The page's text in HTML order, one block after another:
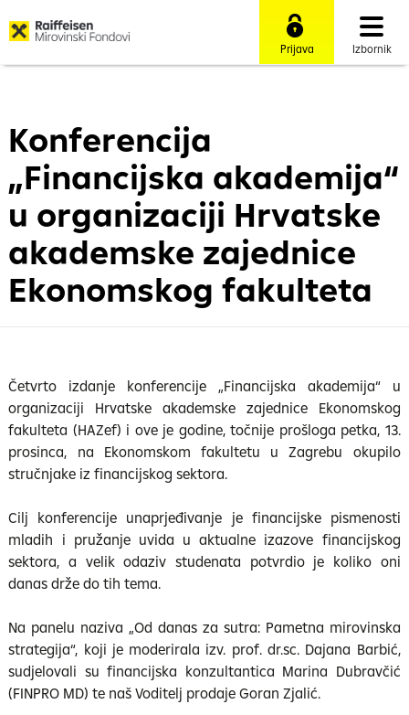
Izbornik
Prijava
Konferencija
„Financijska akademija“
u organizaciji Hrvatske
akademske zajednice
Ekonomskog fakulteta
Četvrto izdanje konferencije „Financijska akademija“ u
organizaciji Hrvatske akademske zajednice Ekonomskog
fakulteta (HAZef) i ove je godine, točnije prošloga petka, 13.
prosinca, na Ekonomskom fakultetu u Zagrebu okupilo
stručnjake iz financijskog sektora.
Cilj konferencije unaprjeđivanje je financijske pismenosti
mladih i pružanje uvida u aktualne izazove financijskog
sektora, a velik odaziv studenata potvrdio je koliko oni
danas drže do tih tema.
Na panelu naziva „Od danas za sutra: Pametna mirovinska
strategija“, koji je moderirala izv. prof. dr.sc. Dajana Barbić,
sudjelovali su financijska konzultantica Marina Dubravčić
(FINPRO MD) te naš Voditelj prodaje Goran Zjalić.